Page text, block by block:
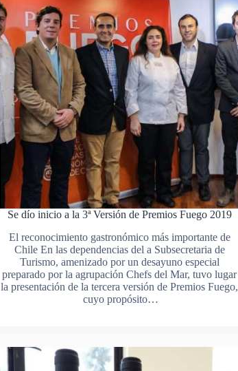
Se dío inicio a la 3ª Versión de Premios Fuego 2019
El reconocimiento gastronómico más importante de
Chile En las dependencias del a Subsecretaria de
Turismo, amenizado por un desayuno especial
preparado por la agrupación Chefs del Mar, tuvo lugar
la presentación de la tercera versión de Premios Fuego,
cuyo propósito…